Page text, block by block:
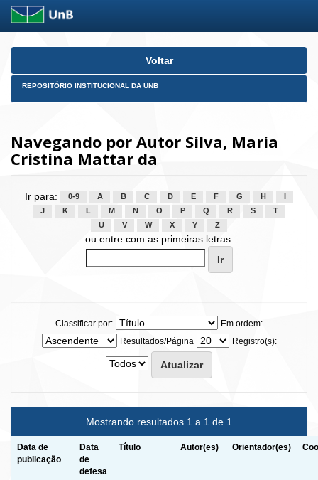
Skip
Voltar
REPOSITÓRIO INSTITUCIONAL DA UNB
Navegando por Autor Silva, Maria
Cristina Mattar da
Ir para: 0-9 A B C D E F G H
J
K L M N O P Q R S
T
U
V W X Y Z
ou entre com as primeiras letras:
Classificar por:
Em ordem:
Resultados/Página
Registro(s):
Mostrando resultados 1 a 1 de 1
Data de
publicação
Data
de
defesa
Título Autor(es) Orientador(es)